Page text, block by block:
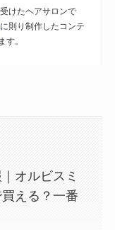
けたヘアサロンで
に則り制作したコンテ
す。
オルビスミ
える？一番